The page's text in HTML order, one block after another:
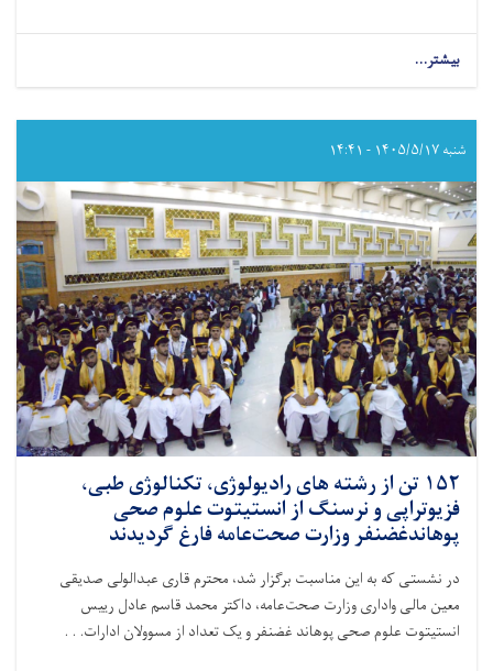
بیشتر...
در
تعداد
از
کشور،
از
هفته
جهانی
تغذیه
با
شیر
مادر
گرامی‌داشت
به
عمل
آمد
شنبه ۱۴۰۵/۵/۱۷ - ۱۴:۴۱
۱۵۲ تن از رشته های رادیولوژی، تکنالوژی طبی،
فزیوتراپی و نرسنگ از انستیتوت علوم صحی
پوهاندغضنفر وزارت صحت‌عامه فارغ گردیدند
در نشستی که به این مناسبت برگزار شد، محترم قاری عبدالولی صدیقی
معین مالی واداری وزارت صحت‌عامه، داکتر محمد قاسم عادل رییس
انستیتوت علوم صحی پوهاند غضنفر و یک تعداد از مسوولان ادارات. . .